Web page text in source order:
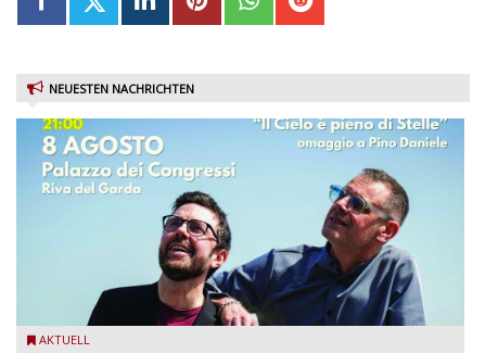
NEUESTEN NACHRICHTEN
Fabrizio Bosso & Julian Oliver Mazzariello zu Gast beim Garda
AKTUELL